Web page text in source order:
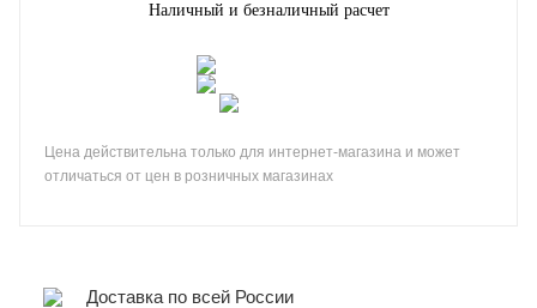
Наличный и безналичный расчет
Цена действительна только для интернет-магазина и может
отличаться от цен в розничных магазинах
Доставка по всей России